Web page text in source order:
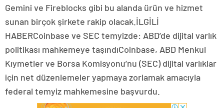
Gemini ve Fireblocks gibi bu alanda ürün ve hizmet
sunan birçok şirkete rakip olacak.İLGİLİ
HABERCoinbase ve SEC temyizde: ABD’de dijital varlık
politikası mahkemeye taşındıCoinbase, ABD Menkul
Kıymetler ve Borsa Komisyonu’nu (SEC) dijital varlıklar
için net düzenlemeler yapmaya zorlamak amacıyla
federal temyiz mahkemesine başvurdu.